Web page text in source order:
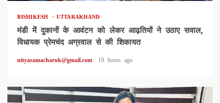
RISHIKESH UTTARAKHAND
मंडी में दुकानों के आवंटन को लेकर आढ़तियों ने उठाए सवाल,
विधायक प्रेमचंद अग्रवाल से की शिकायत
nityasamacharuk@gmail.com 19 hours ago